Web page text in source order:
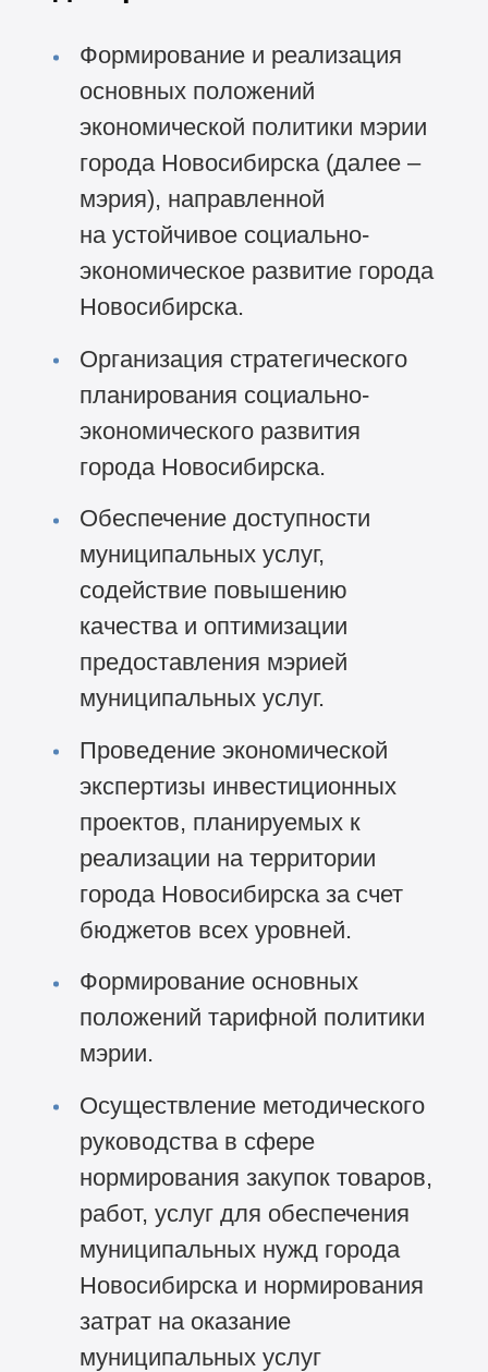
Формирование и реализация
основных положений
экономической политики мэрии
города Новосибирска (далее –
мэрия), направленной
на устойчивое социально-
экономическое развитие города
Новосибирска.
Организация стратегического
планирования социально-
экономического развития
города Новосибирска.
Обеспечение доступности
муниципальных услуг,
содействие повышению
качества и оптимизации
предоставления мэрией
муниципальных услуг.
Проведение экономической
экспертизы инвестиционных
проектов, планируемых к
реализации на территории
города Новосибирска за счет
бюджетов всех уровней.
Формирование основных
положений тарифной политики
мэрии.
Осуществление методического
руководства в сфере
нормирования закупок товаров,
работ, услуг для обеспечения
муниципальных нужд города
Новосибирска и нормирования
затрат на оказание
муниципальных услуг